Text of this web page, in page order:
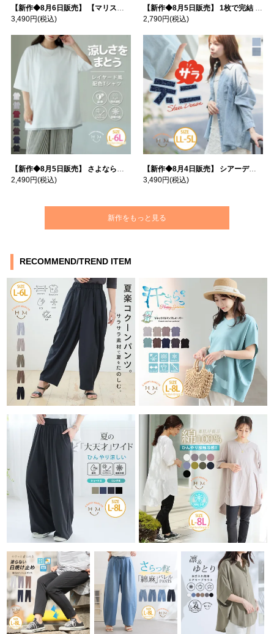
【新作◆8月6日販売】 【マリスポーツ】 運動初心者さんのための フード付き パーカー | 大きいサイズの通販ならハッピーマリリン
3,490円(税込)
【新作◆8月5日販売】 1枚で完結 袖口＆バック フハク使い トップス | 大きいサイズの通販ならハッピーマリリン
2,790円(税込)
【新作◆8月5日販売】 さよなら猛暑 涼しさを着る 遮熱 接触冷感 吸水・速乾 五分袖 コンフォートメッシュ 配色レイヤード 風ゆる Tシャツ | 大きいサイズの通販ならハッピーマリリン
2,490円(税込)
【新作◆8月4日販売】 シアーデニムで お洒落に肌隠し | 大きいサイズの通販ならハッピーマリリン
3,490円(税込)
新作をもっと見る
RECOMMEND/TREND ITEM